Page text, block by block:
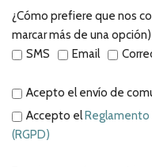
¿Cómo prefiere que nos
marcar más de una opción)
SMS
Email
Acepto el envío de
Accepto elReglamento
(RGPD)